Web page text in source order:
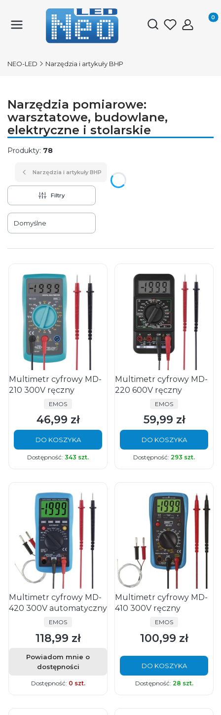
Otwórz
NEO-LED Narzędzia i artykuły BHP
Narzędzia pomiarowe:
warsztatowe, budowlane,
elektryczne i stolarskie
Produkty: 78
Narzędzia i artykuły BHP
Filtry
Lista produktów
Domyślne
Multimetr cyfrowy MD-
210 300V ręczny
PRODUCENT
EMOS
Cena
46,99 zł
DO KOSZYKA
Dostępność: 343 szt.
Multimetr cyfrowy MD-
220 600V ręczny
PRODUCENT
EMOS
Cena
59,99 zł
DO KOSZYKA
Dostępność: 293 szt.
Multimetr cyfrowy MD-
420 300V automatyczny
PRODUCENT
EMOS
Cena
118,99 zł
Powiadom mnie o
dostępności
Dostępność: 0 szt.
Multimetr cyfrowy MD-
410 300V ręczny
PRODUCENT
EMOS
Cena
100,99 zł
DO KOSZYKA
Dostępność: 28 szt.